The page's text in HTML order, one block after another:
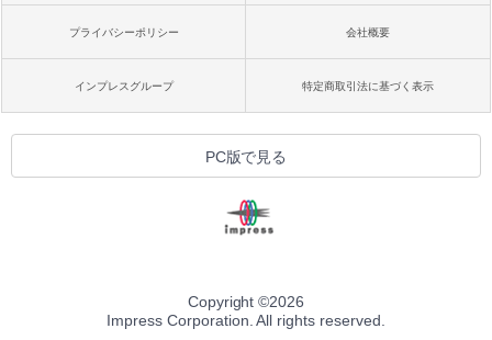
プライバシーポリシー 会社概要
インプレスグループ 特定商取引法に基づく表示
PC版で見る
Copyright ©2026
Impress Corporation. All rights reserved.